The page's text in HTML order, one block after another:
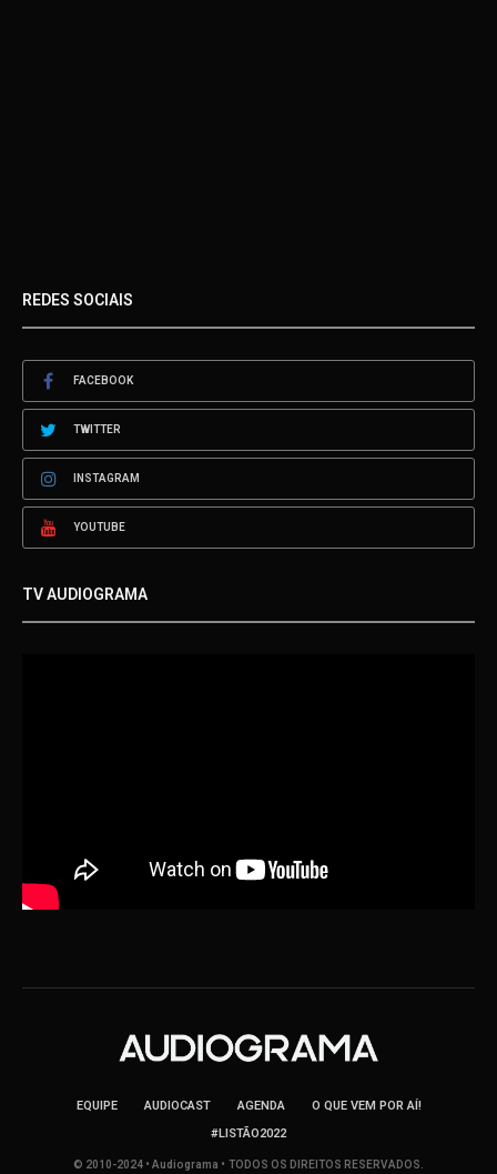
REDES SOCIAIS
FACEBOOK
TWITTER
INSTAGRAM
YOUTUBE
TV AUDIOGRAMA
EQUIPE AUDIOCAST AGENDA
O QUE VEM POR AÍ!
#LISTÃO2022
© 2010-2024 • Audiograma • TODOS OS DIREITOS RESERVADOS.